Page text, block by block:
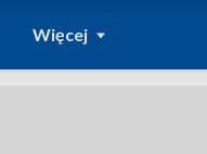
Więcej